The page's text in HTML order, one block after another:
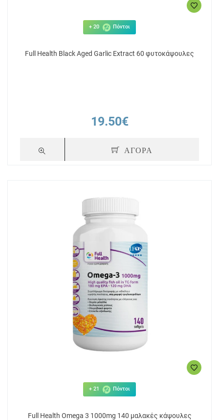
+ 20 Πόντοι
Full Health Black Aged Garlic Extract 60 φυτοκάψουλες
19.50€
ΑΓΟΡΑ
+ 21 Πόντοι
Full Health Omega 3 1000mg 140 μαλακές κάψουλες